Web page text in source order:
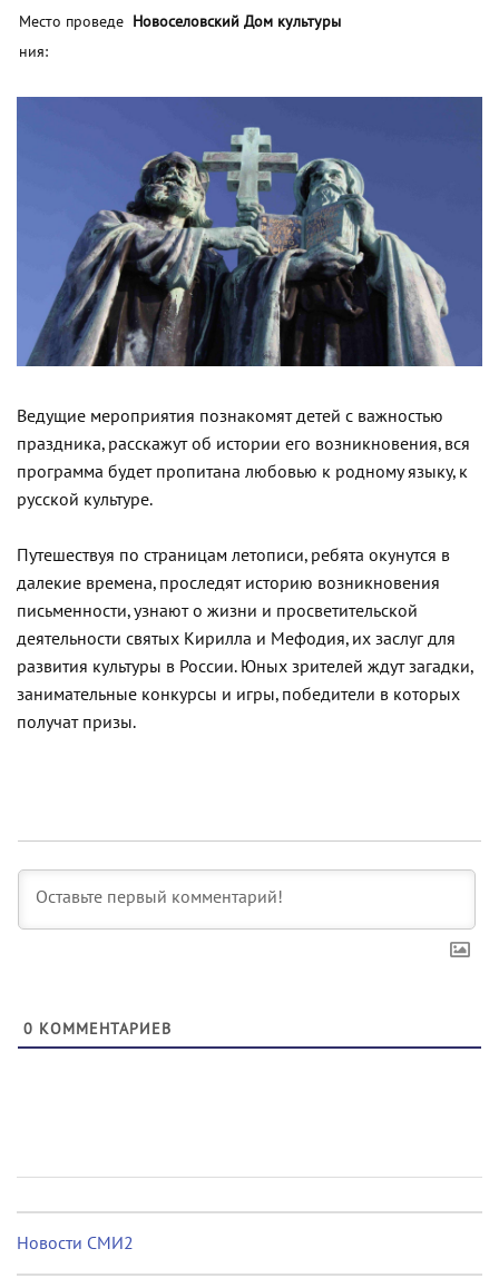
Место проведе
ния:
Новоселовский Дом культуры
Ведущие мероприятия познакомят детей с важностью
праздника, расскажут об истории его возникновения, вся
программа будет пропитана любовью к родному языку, к
русской культуре.
Путешествуя по страницам летописи, ребята окунутся в
далекие времена, проследят историю возникновения
письменности, узнают о жизни и просветительской
деятельности святых Кирилла и Мефодия, их заслуг для
развития культуры в России. Юных зрителей ждут загадки,
занимательные конкурсы и игры, победители в которых
получат призы.
0 КОММЕНТАРИЕВ
Новости СМИ2